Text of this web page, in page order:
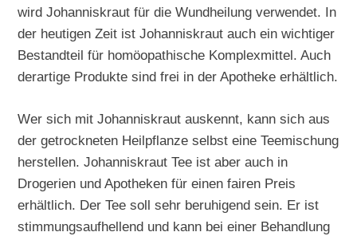
wird Johanniskraut für die Wundheilung verwendet. In
der heutigen Zeit ist Johanniskraut auch ein wichtiger
Bestandteil für homöopathische Komplexmittel. Auch
derartige Produkte sind frei in der Apotheke erhältlich.
Wer sich mit Johanniskraut auskennt, kann sich aus
der getrockneten Heilpflanze selbst eine Teemischung
herstellen. Johanniskraut Tee ist aber auch in
Drogerien und Apotheken für einen fairen Preis
erhältlich. Der Tee soll sehr beruhigend sein. Er ist
stimmungsaufhellend und kann bei einer Behandlung